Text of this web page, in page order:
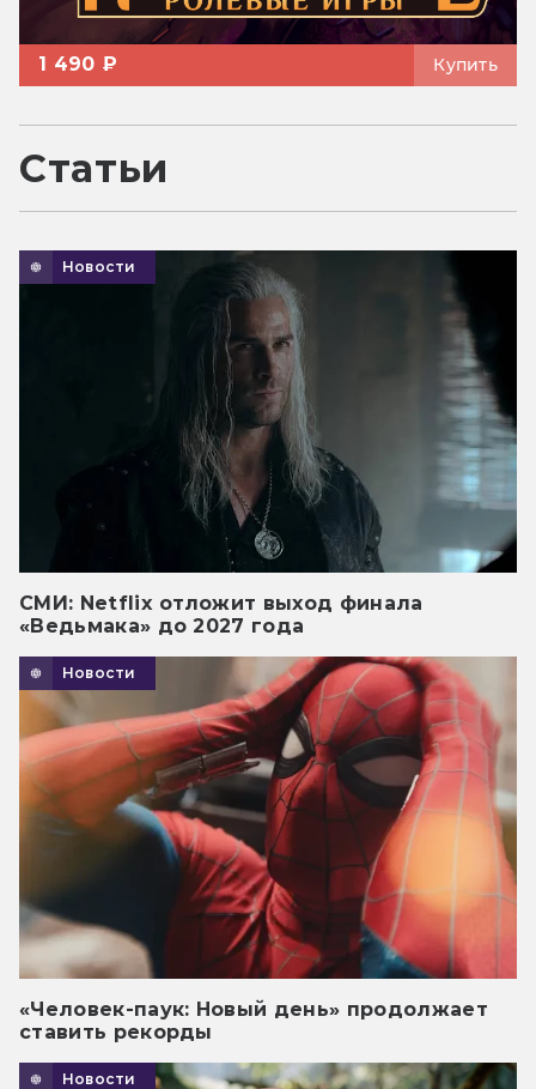
1 490 ₽ Купить
Статьи
Новости
СМИ: Netflix отложит выход финала
«Ведьмака» до 2027 года
Новости
«Человек-паук: Новый день» продолжает
ставить рекорды
Новости